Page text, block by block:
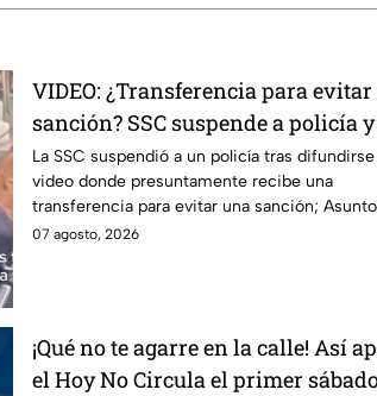
VIDEO: ¿Transferencia para
sanción? SSC suspende a policía
investigación
La SSC suspendió a un policía tras
video donde presuntamente recibe una
transferencia para evitar una sanción;
Internos ya investiga.
07 agosto, 2026
¡Qué no te agarre en la calle! Así
el Hoy No Circula el primer